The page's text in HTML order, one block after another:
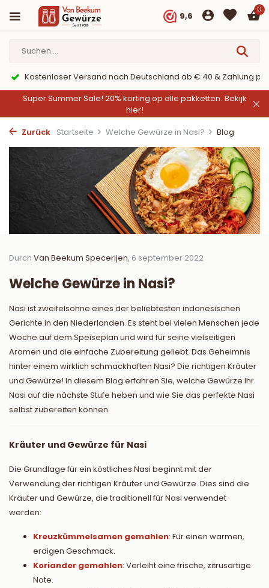
9,6
0
PayPal
9,6/10 Webwinkelkeur ✔
Super Summer Sale! 20% korting op alle pakketten. Bekijk
hier!
Zurück Startseite Welche Gewürze in Nasi? Blog
Durch Van Beekum Specerijen, 6 september 2022
Welche Gewürze in Nasi?
Nasi ist zweifelsohne eines der beliebtesten indonesischen
Gerichte in den Niederlanden. Es steht bei vielen Menschen jede
Woche auf dem Speiseplan und wird für seine vielseitigen
Aromen und die einfache Zubereitung geliebt. Das Geheimnis
hinter einem wirklich schmackhaften Nasi? Die richtigen Kräuter
und Gewürze! In diesem Blog erfahren Sie, welche Gewürze Ihr
Nasi auf die nächste Stufe heben und wie Sie das perfekte Nasi
selbst zubereiten können.
Kräuter und Gewürze für Nasi
Die Grundlage für ein köstliches Nasi beginnt mit der
Verwendung der richtigen Kräuter und Gewürze. Dies sind die
Kräuter und Gewürze, die traditionell für Nasi verwendet
werden:
Kreuzkümmelsamen gemahlen: Für einen warmen,
erdigen Geschmack.
Koriander gemahlen: Verleiht eine frische, zitrusartige
Note.